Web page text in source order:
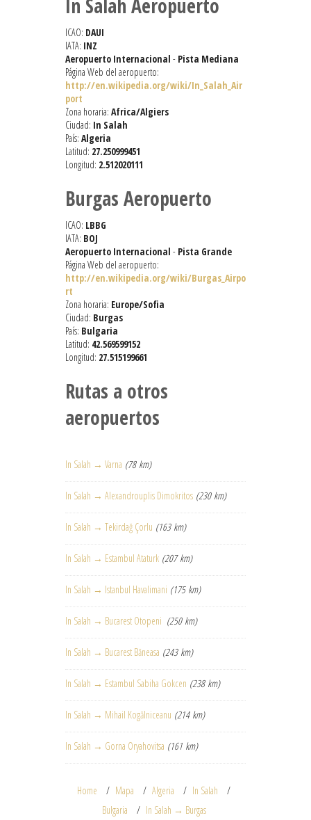
In Salah Aeropuerto
ICAO: DAUI
IATA: INZ
Aeropuerto Internacional - Pista Mediana
Página Web del aeropuerto:
http://en.wikipedia.org/wiki/In_Salah_Air
port
Zona horaria: Africa/Algiers
Ciudad: In Salah
País: Algeria
Latitud: 27.250999451
Longitud: 2.512020111
Burgas Aeropuerto
ICAO: LBBG
IATA: BOJ
Aeropuerto Internacional - Pista Grande
Página Web del aeropuerto:
http://en.wikipedia.org/wiki/Burgas_Airpo
rt
Zona horaria: Europe/Sofia
Ciudad: Burgas
País: Bulgaria
Latitud: 42.569599152
Longitud: 27.515199661
Rutas a otros
aeropuertos
In Salah → Varna (78 km)
In Salah → Alexandrouplis Dimokritos (230 km)
In Salah → Tekirdağ Çorlu (163 km)
In Salah → Estambul Ataturk (207 km)
In Salah → Istanbul Havalimani (175 km)
In Salah → Bucarest Otopeni (250 km)
In Salah → Bucarest Băneasa (243 km)
In Salah → Estambul Sabiha Gokcen (238 km)
In Salah → Mihail Kogălniceanu (214 km)
In Salah → Gorna Oryahovitsa (161 km)
Home Mapa Algeria
In Salah
Bulgaria
In Salah → Burgas